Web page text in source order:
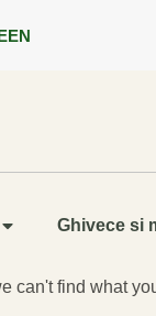
Ghivece si
can't find what